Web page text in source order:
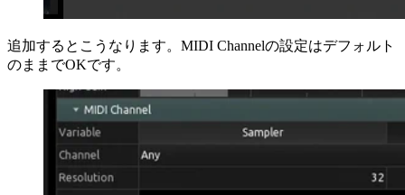
追加するとこうなります。MIDI Channelの設定はデフォルト
のままでOKです。